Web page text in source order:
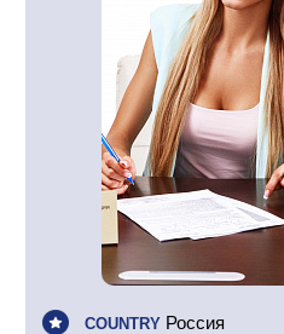
COUNTRY Россия